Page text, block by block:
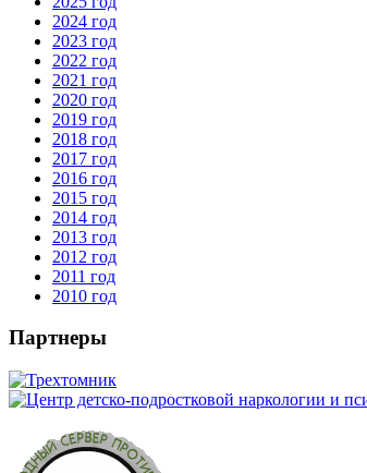
2024 год
2023 год
2022 год
2021 год
2020 год
2019 год
2018 год
2017 год
2016 год
2015 год
2014 год
2013 год
2012 год
2011 год
2010 год
Партнеры